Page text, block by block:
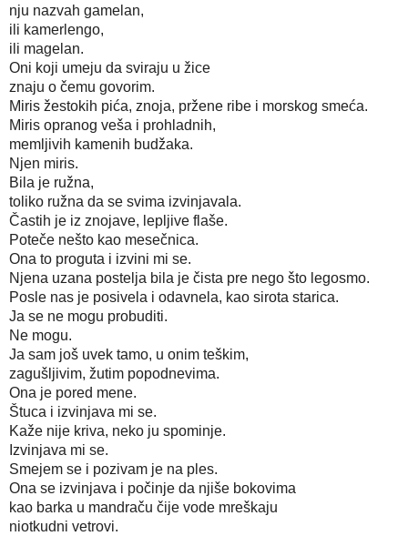
nju nazvah gamelan,
ili kamerlengo,
ili magelan.
Oni koji umeju da sviraju u žice
znaju o čemu govorim.
Miris žestokih pića, znoja, pržene ribe i morskog smeća.
Miris opranog veša i prohladnih,
memljivih kamenih budžaka.
Njen miris.
Bila je ružna,
toliko ružna da se svima izvinjavala.
Častih je iz znojave, lepljive flaše.
Poteče nešto kao mesečnica.
Ona to proguta i izvini mi se.
Njena uzana postelja bila je čista pre nego što legosmo.
Posle nas je posivela i odavnela, kao sirota starica.
Ja se ne mogu probuditi.
Ne mogu.
Ja sam još uvek tamo, u onim teškim,
zagušljivim, žutim popodnevima.
Ona je pored mene.
Štuca i izvinjava mi se.
Kaže nije kriva, neko ju spominje.
Izvinjava mi se.
Smejem se i pozivam je na ples.
Ona se izvinjava i počinje da njiše bokovima
kao barka u mandraču čije vode mreškaju
niotkudni vetrovi.